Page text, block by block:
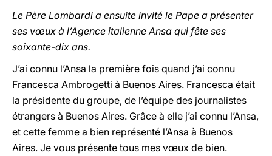
Le Père Lombardi a ensuite invité le Pape a présenter
ses vœux à l’Agence italienne Ansa qui fête ses
soixante-dix ans.
J’ai connu l’Ansa la première fois quand j’ai connu
Francesca Ambrogetti à Buenos Aires. Francesca était
la présidente du groupe, de l’équipe des journalistes
étrangers à Buenos Aires. Grâce à elle j’ai connu l’Ansa,
et cette femme a bien représenté l’Ansa à Buenos
Aires. Je vous présente tous mes vœux de bien.